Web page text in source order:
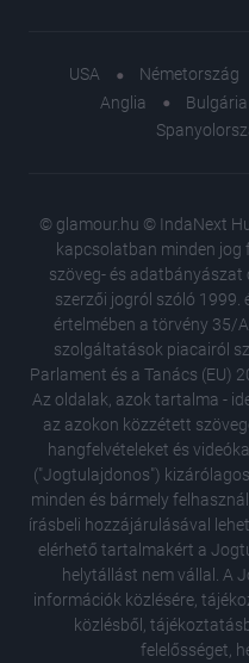
USA Németország
Anglia
Bulgária
© glamour.hu © IndaNext
kapcsolatban minden
szöveg- és
szerzői jogról szóló 1999.
értelmében a törvény 35/
szolgáltatások piacairól
Parlament és a Tanács (EU)
Az oldalak, azok tartalma -
az azokon közzétett
hangfelvételeket és
("Jogtulajdonos")
minden és bármely
írásbeli hozzájárulásával
elérhető tartalmakért a
helytállást nem vállal. A
információk közlésére,
közlésből,
felelősséget,